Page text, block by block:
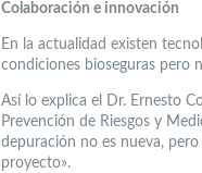
Colaboración e innovación
En la actualidad existen
condiciones bioseguras pero
Así lo explica el Dr. Ernesto
Prevención de Riesgos y
depuración no es nueva,
proyecto».